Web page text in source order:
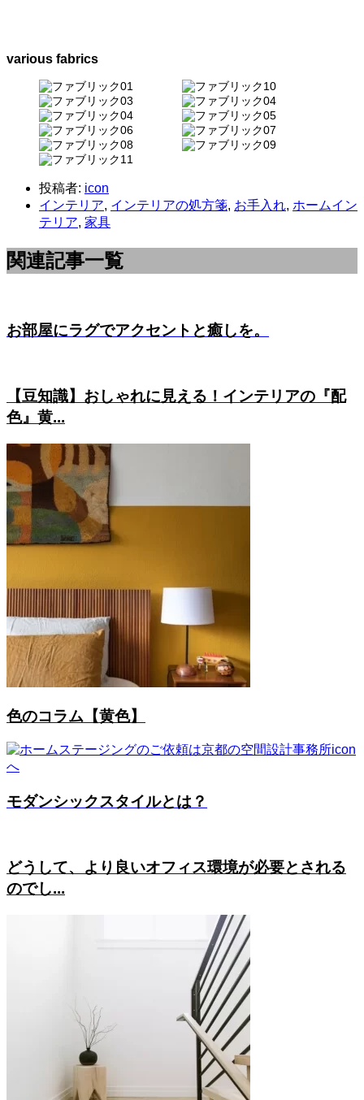
various fabrics
投稿者: icon
インテリア, インテリアの処方箋, お手入れ, ホームイン
テリア, 家具
関連記事一覧
お部屋にラグでアクセントと癒しを。
【豆知識】おしゃれに見える！インテリアの『配
色』黄...
色のコラム【黄色】
モダンシックスタイルとは？
どうして、より良いオフィス環境が必要とされる
のでし...